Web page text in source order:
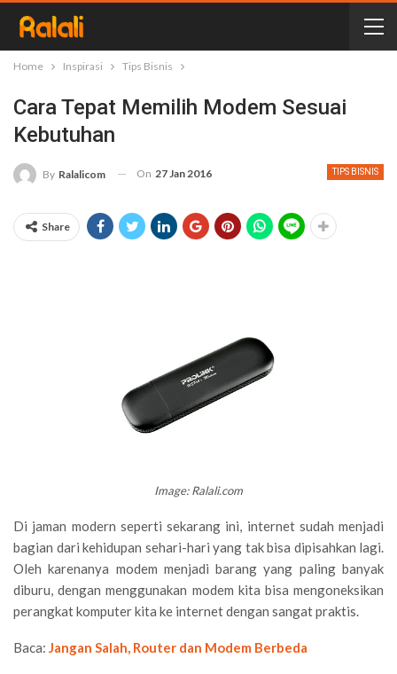
Home Inspirasi Tips Bisnis
Cara Tepat Memilih Modem Sesuai
Kebutuhan
TIPS BISNIS
By Ralalicom On 27 Jan 2016
Share
Image: Ralali.com
Di jaman modern seperti sekarang ini, internet sudah menjadi
bagian dari kehidupan sehari-hari yang tak bisa dipisahkan lagi.
Oleh karenanya modem menjadi barang yang paling banyak
diburu, dengan menggunakan modem kita bisa mengoneksikan
perangkat komputer kita ke internet dengan sangat praktis.
Baca: Jangan Salah, Router dan Modem Berbeda